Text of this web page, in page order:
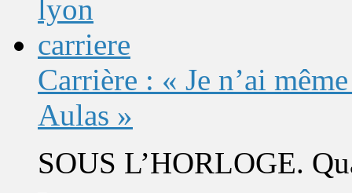
Carrière : « Je n’ai
Aulas »
SOUS L’HORLOGE.